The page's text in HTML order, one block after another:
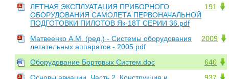
191
ЛЕТНАЯ ЭКСПЛУАТАЦИЯ ПРИБОРНОГО
ОБОРУДОВАНИЯ САМОЛЕТА ПЕРВОНАЧАЛЬНОЙ
ПОДГОТОВКИ ПИЛОТОВ Як-18Т СЕРИИ 36.pdf
2009
Матвеенко А.М. (ред.) - Системы оборудования
летательных аппаратов - 2005.pdf
640
Оборудование Бортовых Систем.doc